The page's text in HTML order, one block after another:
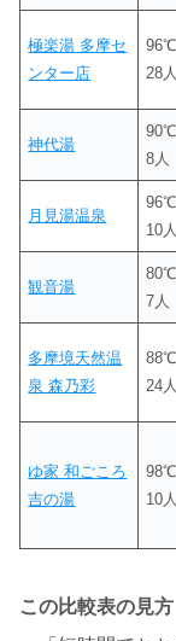
極楽湯 多摩セ
ンター店
96℃
28人
神代湯
90℃
8人
月見湯温泉
96℃
10人
観音湯
80℃
7人
多摩境天然温
泉 森乃彩
88℃
24人
ゆ家 和ごころ
吉の湯
98℃
10人
この比較表の見方